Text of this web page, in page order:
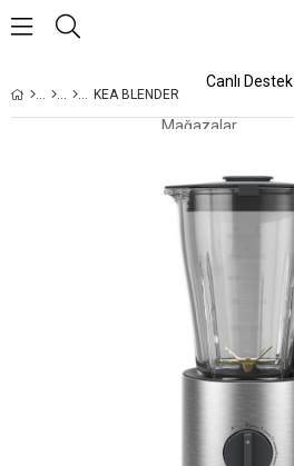
Canlı Destek
Mağazalar
Teknolojiler
KEA BLENDER